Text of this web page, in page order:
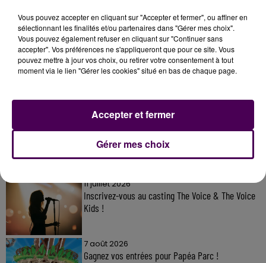
7 août 2026
Gagnez vos pass pour le V and B Fest' 2026 !
11 juillet 2026
Inscrivez-vous au casting The Voice & The Voice
Kids !
7 août 2026
Gagnez vos entrées pour Papéa Parc !
Vous pouvez accepter en cliquant sur "Accepter et fermer", ou affiner en
sélectionnant les finalités et/ou partenaires dans "Gérer mes choix".
Vous pouvez également refuser en cliquant sur "Continuer sans
accepter". Vos préférences ne s'appliqueront que pour ce site. Vous
pouvez mettre à jour vos choix, ou retirer votre consentement à tout
moment via le lien "Gérer les cookies" situé en bas de chaque page.
Gérer mes choix
Accepter et fermer